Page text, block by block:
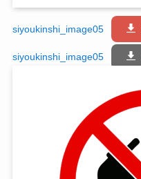
siyoukinshi_image05
siyoukinshi_image05